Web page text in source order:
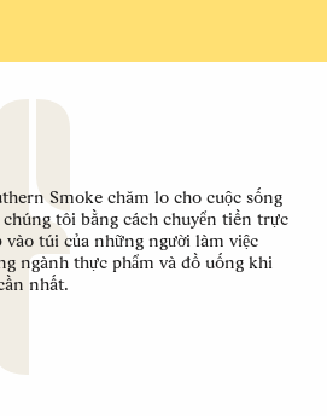
Smoke chăm lo cho cuộc sống
chúng tôi bằng cách chuyển tiền trực
vào túi của những người làm việc
ngành thực phẩm và đồ uống khi
nhất.